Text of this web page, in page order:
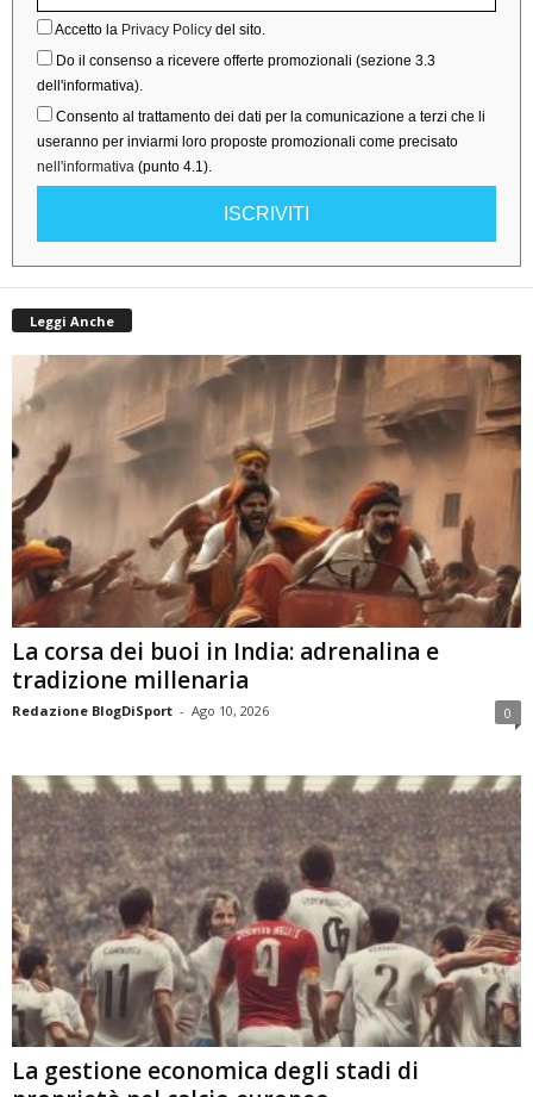
Accetto la Privacy Policy del sito.
Do il consenso a ricevere offerte promozionali (sezione 3.3
dell'informativa).
Consento al trattamento dei dati per la comunicazione a terzi che li
useranno per inviarmi loro proposte promozionali come precisato
nell'informativa (punto 4.1).
ISCRIVITI
Leggi Anche
La corsa dei buoi in India: adrenalina e
tradizione millenaria
Redazione BlogDiSport - Ago 10, 2026 0
La gestione economica degli stadi di